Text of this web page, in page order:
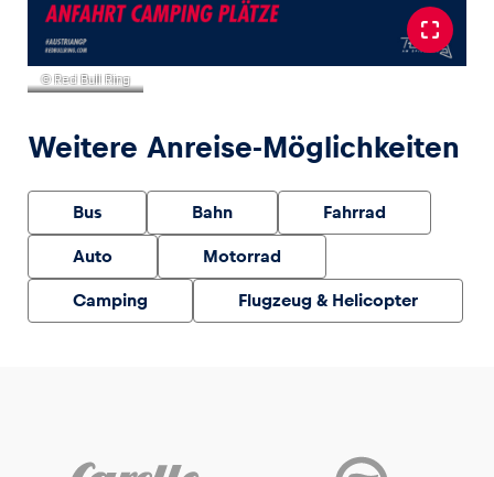
© Red Bull Ring
Weitere Anreise-Möglichkeiten
Bus Bahn Fahrrad
Auto Motorrad
Camping Flugzeug & Helicopter